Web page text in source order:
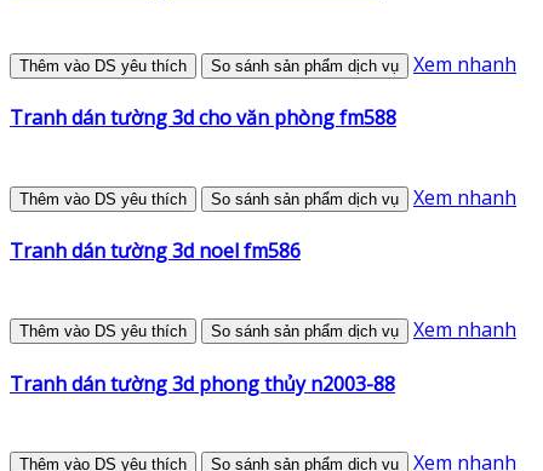
Thêm vào DS yêu thích So sánh sản phẩm dịch vụ Xem nhanh
Tranh dán tường 3d cho văn phòng fm588
Thêm vào DS yêu thích So sánh sản phẩm dịch vụ Xem nhanh
Tranh dán tường 3d noel fm586
Thêm vào DS yêu thích So sánh sản phẩm dịch vụ Xem nhanh
Tranh dán tường 3d phong thủy n2003-88
Thêm vào DS yêu thích So sánh sản phẩm dịch vụ Xem nhanh